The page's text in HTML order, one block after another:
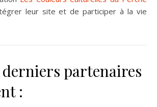
leur site et de participer à la vie
derniers partenaires
: